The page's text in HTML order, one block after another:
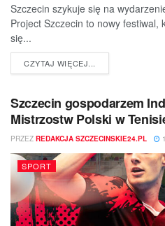
Szczecin szykuje się na
Project Szczecin to nowy festiwal,
się...
CZYTAJ WIĘCEJ...
Szczecin gospodarzem
Mistrzostw Polski w
PRZEZ REDAKCJA SZCZECINSKIE24.PL
SPORT